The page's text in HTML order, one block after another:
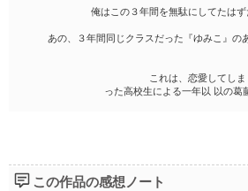
俺はこの３年間を無駄にしてたはず
あの、３年間同じクラスだった『ゆみこ』の
これは、恋愛してしま
った高校生による一年以 以の葛
この作品の感想ノート